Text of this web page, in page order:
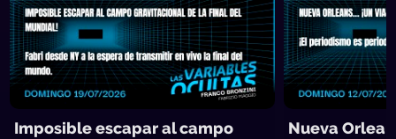
Imposible escapar al campo
Nueva